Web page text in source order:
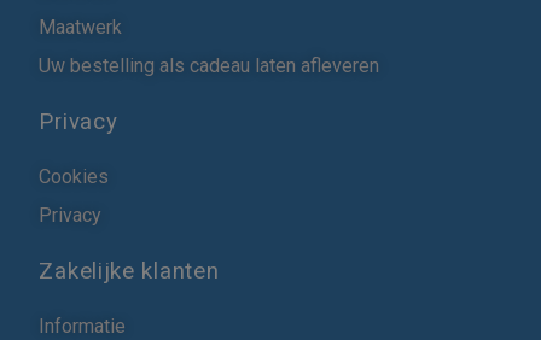
Maatwerk
Uw bestelling als cadeau laten afleveren
Privacy
Cookies
Privacy
Zakelijke klanten
Informatie